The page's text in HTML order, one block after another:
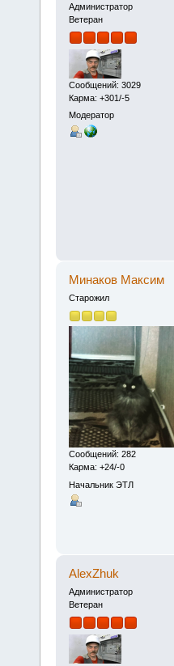
Администратор
Ветеран
Сообщений: 3029
Карма: +301/-5
Модератор
Минаков Максим
Старожил
Сообщений: 282
Карма: +24/-0
Начальник ЭТЛ
AlexZhuk
Администратор
Ветеран